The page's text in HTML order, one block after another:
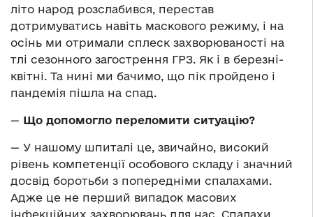
літо народ розслабився, перестав
дотримуватись навіть маскового режиму, і на
осінь ми отримали сплеск захворюваності на
тлі сезонного загострення ГРЗ. Як і в березні-
квітні. Та нині ми бачимо, що пік пройдено і
пандемія пішла на спад.
— Що допомогло переломити ситуацію?
— У нашому шпиталі це, звичайно, високий
рівень компетенції особового складу і значний
досвід боротьби з попередніми спалахами.
Адже це не перший випадок масових
інфекційних захворювань для нас. Спалахи